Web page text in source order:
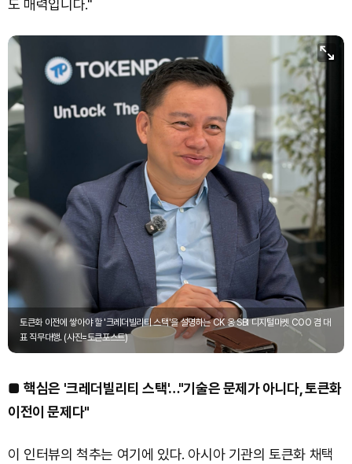
도 매력입니다."
토큰화 이전에 쌓아야 할 '크레더빌리티 스택'을 설명하는 CK 옹 SBI 디지털마켓 COO 겸 대
표 직무대행. (사진=토큰포스트)
■핵심은 '크레더빌리티 스택'…"기술은 문제가 아니다, 토큰화
이전이 문제다"
이 인터뷰의 척추는 여기에 있다. 아시아 기관의 토큰화 채택